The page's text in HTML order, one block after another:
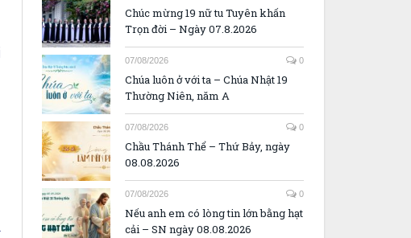
Chúc mừng 19 nữ tu Tuyên khấn
Trọn đời – Ngày 07.8.2026
07/08/2026 0
Chúa luôn ở với ta – Chúa Nhật 19
Thường Niên, năm A
07/08/2026 0
Chầu Thánh Thể – Thứ Bảy, ngày
08.08.2026
07/08/2026 0
Nếu anh em có lòng tin lớn bằng hạt
cải – SN ngày 08.08.2026